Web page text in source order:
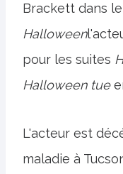
Brackett dans
Halloween
pour les suites
Halloween tue
L'acteur est
maladie à